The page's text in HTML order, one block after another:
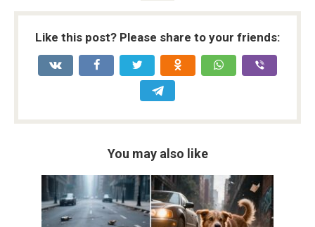
Like this post? Please share to your friends:
You may also like